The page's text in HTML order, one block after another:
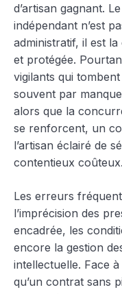
d’artisan gagnant.
indépendant n’est
administratif, il est la
et protégée.
vigilants qui
souvent par
alors que la
se renforcent, un
l’artisan éclairé de
contentieux coûteux.
Les erreurs
l’imprécision des
encadrée, les
encore la gestion
intellectuelle. Face
qu’un contrat sans